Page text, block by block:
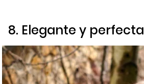
8. Elegante y perfecta